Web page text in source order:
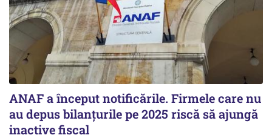
ANAF a început notificările. Firmele care nu
au depus bilanțurile pe 2025 riscă să ajungă
inactive fiscal